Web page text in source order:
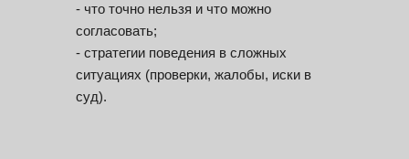
- что точно нельзя и что можно
согласовать;
- стратегии поведения в сложных
ситуациях (проверки, жалобы, иски в
суд).